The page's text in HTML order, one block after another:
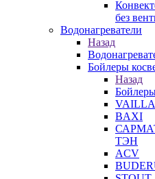
без
Водонагреватели
Назад
Бойлеры
Назад
BAXI
САРМАТ
ТЭН
ACV